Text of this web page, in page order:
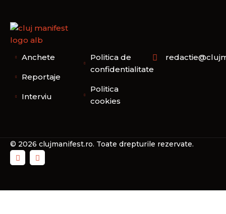
Anchete
Reportaje
Interviu
Politica de
confidentialitate
Politica
cookies
© 2026 clujmanifest.ro. Toate drepturile rezervate.